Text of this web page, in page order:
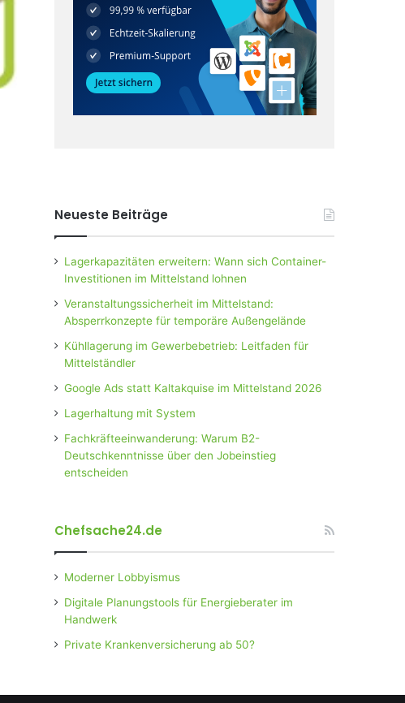
Neueste Beiträge
Lagerkapazitäten erweitern: Wann sich Container-
Investitionen im Mittelstand lohnen
Veranstaltungssicherheit im Mittelstand:
Absperrkonzepte für temporäre Außengelände
Kühllagerung im Gewerbebetrieb: Leitfaden für
Mittelständler
Google Ads statt Kaltakquise im Mittelstand 2026
Lagerhaltung mit System
Fachkräfteeinwanderung: Warum B2-
Deutschkenntnisse über den Jobeinstieg
entscheiden
Chefsache24.de
Moderner Lobbyismus
Digitale Planungstools für Energieberater im
Handwerk
Private Krankenversicherung ab 50?